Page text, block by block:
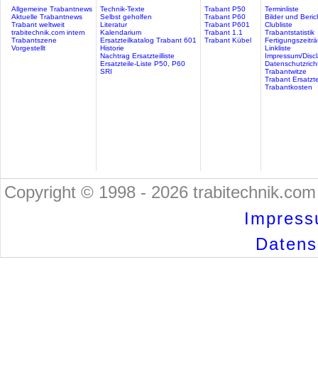
Allgemeine Trabantnews
Aktuelle Trabantnews
Trabant weltweit
trabitechnik.com intern
Trabantszene
Vorgestellt
Technik-Texte
Selbst geholfen
Literatur
Kalendarium
Ersatzteilkatalog Trabant 601
Historie
Nachtrag Ersatzteilliste
Ersatzteile-Liste P50, P60
SRI
Trabant P50
Trabant P60
Trabant P601
Trabant 1.1
Trabant Kübel
Terminliste
Bilder und
Clubliste
Trabantstatistik
Linkliste
Impressum/
Trabantwitze
Trabant
Trabantkosten
Copyright © 1998 - 2026